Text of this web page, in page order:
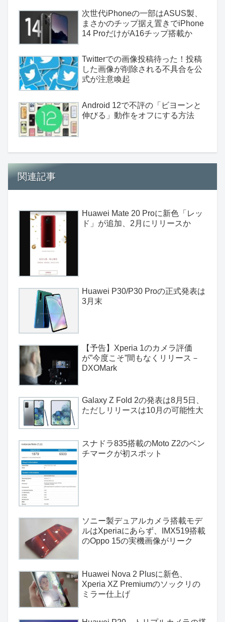
次世代iPhoneの一部はASUS製、
まさかのチップ据え置きでiPhone
14 ProだけがA16チップ搭載か
Twitterでの画像投稿待った！投稿
した画像が削除される不具合を公
式が注意喚起
Android 12で不評の「ビヨーンと
伸びる」動作をオフにする方法
関連記事
Huawei Mate 20 Proに新色「レッ
ド」が追加、2月にリリースか
Huawei P30/P30 Proの正式発表は
3月末
【予告】Xperia 1のカメラ評価
が”今度こそ”間もなくリリース－
DXOMark
Galaxy Z Fold 2の発表は8月5日、
ただしリリースは10月の可能性大
スナドラ835搭載のMoto Z2のベン
チマークが初スポット
ソニー製デュアルカメラ搭載モデ
ルはXperiaにあらず、IMX519搭載
のOppo 15の実機画像がリーク
Huawei Nova 2 Plusに新色、
Xperia XZ Premiumのソックリの
ミラー仕上げ